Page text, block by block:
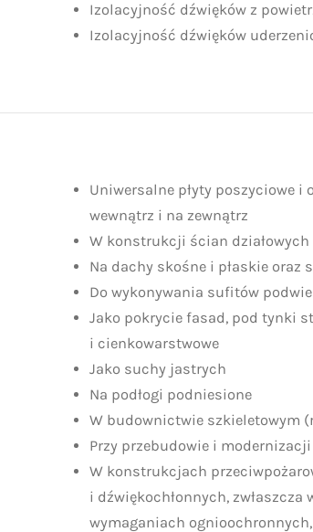
Izolacyjność dźwięków z
Izolacyjność dźwięków
Uniwersalne płyty poszyciowe i
wewnątrz i na zewnątrz
W konstrukcji ścian działowych
Na dachy skośne i płaskie oraz
Do wykonywania sufitów
Jako pokrycie fasad, pod tynki
i cienkowarstwowe
Jako suchy jastrych
Na podłogi podniesione
W budownictwie szkieletowym
Przy przebudowie i
W konstrukcjach
i dźwiękochłonnych,
wymaganiach